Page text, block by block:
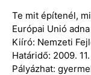
Te mit építenél,
Európai Unió
Kiíró: Nemzeti
Határidő: 2009. 11.
Pályázhat: